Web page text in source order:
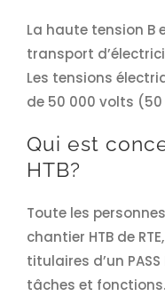
La haute tension B
transport
Les tensions
de 50 000 volts
Qui est
HTB?
Toute les
chantier HTB de
titulaires d’un
tâches et fonctions.